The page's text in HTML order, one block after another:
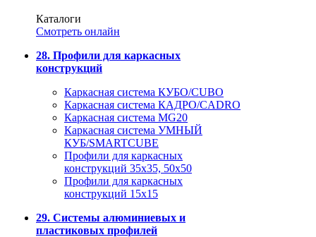
Каталоги
Смотреть онлайн
28. Профили для каркасных
конструкций
Каркасная система КУБО/CUBO
Каркасная система КАДРО/CADRO
Каркасная система MG20
Каркасная система УМНЫЙ
КУБ/SMARTCUBE
Профили для каркасных
конструкций 35x35, 50x50
Профили для каркасных
конструкций 15х15
29. Системы алюминиевых и
пластиковых профилей